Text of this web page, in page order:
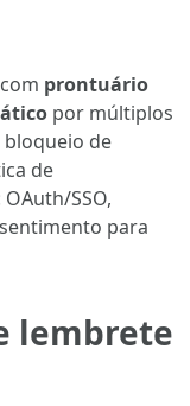
prontuário
por múltiplos
de
de
SSO,
para
lembrete